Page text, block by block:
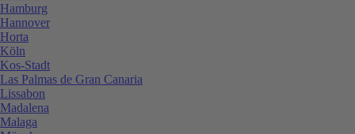
Hamburg
Hannover
Horta
Köln
Kos-Stadt
Las Palmas de Gran Canaria
Lissabon
Madalena
Malaga